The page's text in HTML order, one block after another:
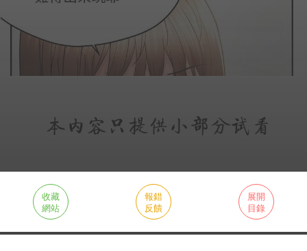
收藏
網站
報錯
反饋
展開
目錄